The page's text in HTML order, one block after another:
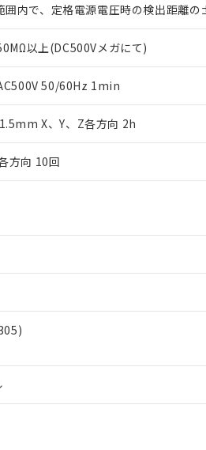
内で、定格電源電圧時の検出距離
以上(DC500Vメガにて)
50/60Hz 1min
X、Y、Z各方向 2h
方向 10回
人を指します。
（10物質）の非含有証明書
有証明書（当社基準）
発行日時点で非含有を証明するもの
指令のフタル酸エステル類４物質の
対応品への在庫切替を完了している
ります。